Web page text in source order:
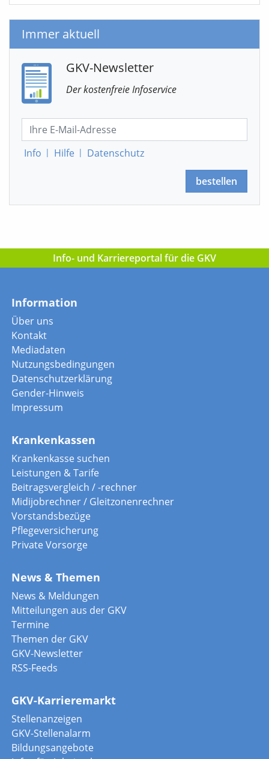
Immer aktuell
GKV-Newsletter
Der kostenfreie Infoservice
Info | Hilfe | Datenschutz
bestellen
Info- und Karriereportal für die GKV
Information
Über uns
Kontakt
Mediadaten
Nutzungsbedingungen
Datenschutzerklärung
Gender-Hinweis
Impressum
Krankenkassen
Krankenkasse suchen
Leistungen & Tarife
Beitragsvergleich / -rechner
Midijobrechner / Gleitzonenrechner
Vorstandsbezüge
Pflegeversicherung
Private Vorsorge
News & Themen
News & Meldungen
Mitteilungen aus der GKV
Termine
Themen der GKV
GKV-Newsletter
RSS-Feeds
GKV-Karrieremarkt
Stellenanzeigen
GKV-Stellenalarm
Bildungsangebote